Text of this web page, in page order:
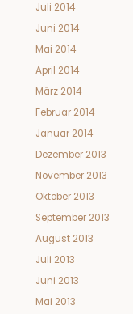
Juli 2014
Juni 2014
Mai 2014
April 2014
März 2014
Februar 2014
Januar 2014
Dezember 2013
November 2013
Oktober 2013
September 2013
August 2013
Juli 2013
Juni 2013
Mai 2013